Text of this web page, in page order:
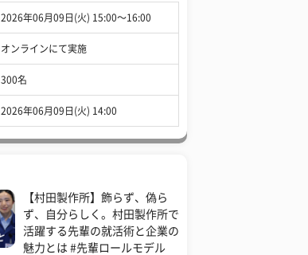
2026年06月09日(火) 15:00〜16:00
オンラインにて実施
300名
2026年06月09日(火) 14:00
【村田製作所】飾らず、偽ら
ず、自分らしく。村田製作所で
活躍する先輩の就活術と企業の
魅力とは #先輩ロールモデル